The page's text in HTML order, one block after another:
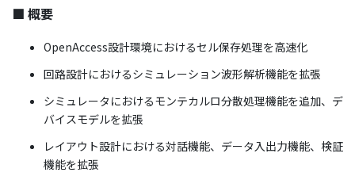
■ 概要
OpenAccess設計環境におけるセル保存処理を高速化
回路設計におけるシミュレーション波形解析機能を拡張
シミュレータにおけるモンテカルロ分散処理機能を追加、デ
バイスモデルを拡張
レイアウト設計における対話機能、データ入出力機能、検証
機能を拡張